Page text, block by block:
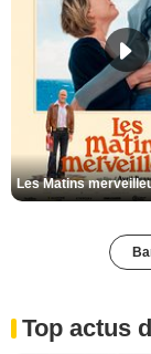
Top actus